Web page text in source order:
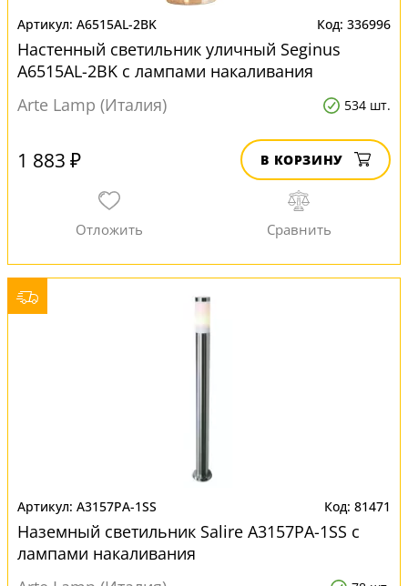
A6515AL-2BK 336996
Настенный светильник уличный Seginus
A6515AL-2BK с лампами накаливания
Arte Lamp (Италия)
534 шт.
1 883 ₽ В КОРЗИНУ
A3157PA-1SS 81471
Наземный светильник Salire A3157PA-1SS с
лампами накаливания